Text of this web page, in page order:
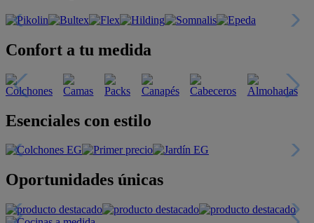
Confort a tu medida
Esenciales con estilo
Oportunidades únicas